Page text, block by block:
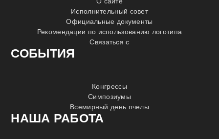
Исполнительный совет
Официальные документы
Рекомендации по использованию логотипа
Связаться с
СОБЫТИЯ
Конгрессы
Симпозиумы
Всемирный день пчелы
НАША РАБОТА